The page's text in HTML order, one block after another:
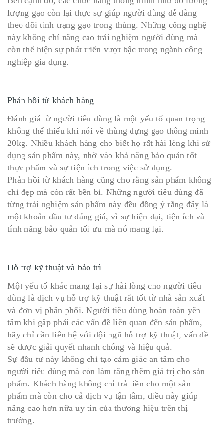
lượng gạo còn lại thực sự giúp người dùng dễ dàng
theo dõi tình trạng gạo trong thùng. Những công nghệ
này không chỉ nâng cao trải nghiệm người dùng mà
còn thể hiện sự phát triển vượt bậc trong ngành công
nghiệp gia dụng.
Phản hồi từ khách hàng
Đánh giá từ người tiêu dùng là một yếu tố quan trọng
không thể thiếu khi nói về thùng đựng gạo thông minh
20kg. Nhiều khách hàng cho biết họ rất hài lòng khi sử
dụng sản phẩm này, nhờ vào khả năng bảo quản tốt
thực phẩm và sự tiện ích trong việc sử dụng.
Phản hồi từ khách hàng cũng cho rằng sản phẩm không
chỉ đẹp mà còn rất bền bỉ. Những người tiêu dùng đã
từng trải nghiệm sản phẩm này đều đồng ý rằng đây là
một khoản đầu tư đáng giá, vì sự hiện đại, tiện ích và
tính năng bảo quản tối ưu mà nó mang lại.
Hỗ trợ kỹ thuật và bảo trì
Một yếu tố khác mang lại sự hài lòng cho người tiêu
dùng là dịch vụ hỗ trợ kỹ thuật rất tốt từ nhà sản xuất
và đơn vị phân phối. Người tiêu dùng hoàn toàn yên
tâm khi gặp phải các vấn đề liên quan đến sản phẩm,
hãy chỉ cần liên hệ với đội ngũ hỗ trợ kỹ thuật, vấn đề
sẽ được giải quyết nhanh chóng và hiệu quả.
Sự đầu tư này không chỉ tạo cảm giác an tâm cho
người tiêu dùng mà còn làm tăng thêm giá trị cho sản
phẩm. Khách hàng không chỉ trả tiền cho một sản
phẩm mà còn cho cả dịch vụ tận tâm, điều này giúp
nâng cao hơn nữa uy tín của thương hiệu trên thị
trường.